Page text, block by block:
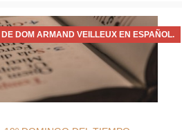
DE DOM ARMAND VEILLEUX EN ESPAÑOL.